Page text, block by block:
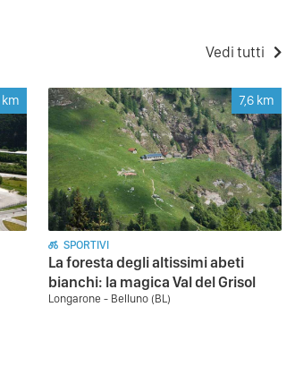
Vedi tutti
km 7,6 km
SPORTIVI
La foresta degli altissimi abeti
bianchi: la magica Val del Grisol
Longarone - Belluno (BL)